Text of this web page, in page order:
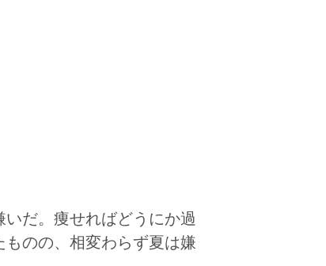
だ。痩せればどうにか過
のの、相変わらず夏は嫌